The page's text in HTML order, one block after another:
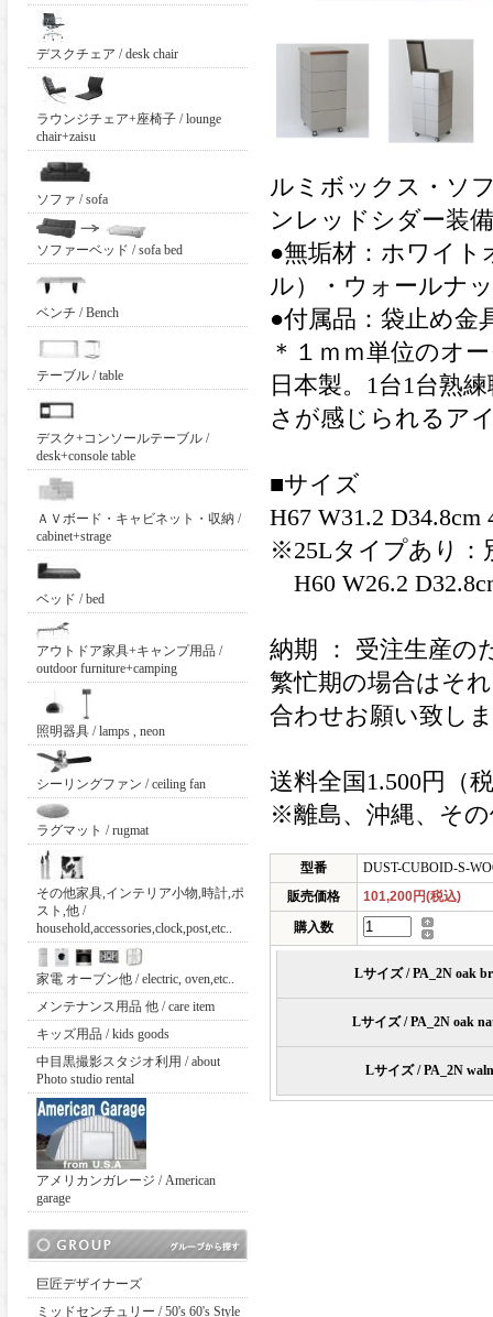
デスクチェア / desk chair
ラウンジチェア+座椅子 / lounge
chair+zaisu
ソファ / sofa
ソファーベッド / sofa bed
ベンチ / Bench
テーブル / table
デスク+コンソールテーブル /
desk+console table
ＡＶボード・キャビネット・収納 /
cabinet+strage
ベッド / bed
アウトドア家具+キャンプ用品 /
outdoor furniture+camping
照明器具 / lamps , neon
シーリングファン / ceiling fan
ラグマット / rugmat
その他家具,インテリア小物,時計,ポ
スト,他 /
household,accessories,clock,post,etc..
家電 オーブン他 / electric, oven,etc..
メンテナンス用品 他 / care item
キッズ用品 / kids goods
中目黒撮影スタジオ利用 / about
Photo studio rental
アメリカンガレージ / American
garage
巨匠デザイナーズ
ミッドセンチュリー / 50's 60's Style
ルミボックス・ソ
ンレッドシダー装
●無垢材：ホワイ
ル）・ウォールナ
●付属品：袋止め金
＊１ｍｍ単位のオ
日本製。1台1台熟
さが感じられるア
■サイズ
H67 W31.2 D34.8cm
※25Lタイプあり：
H60 W26.2
納期 ： 受注生産の
繁忙期の場合はそ
合わせお願い致し
送料全国1.500円（
※離島、沖縄、そ
型番
DUST-CUBOID-S-
販売価格
101,200円(税込)
購入数
Lサイズ / PA_2N oak
Lサイズ / PA_2N oak
Lサイズ / PA_2N